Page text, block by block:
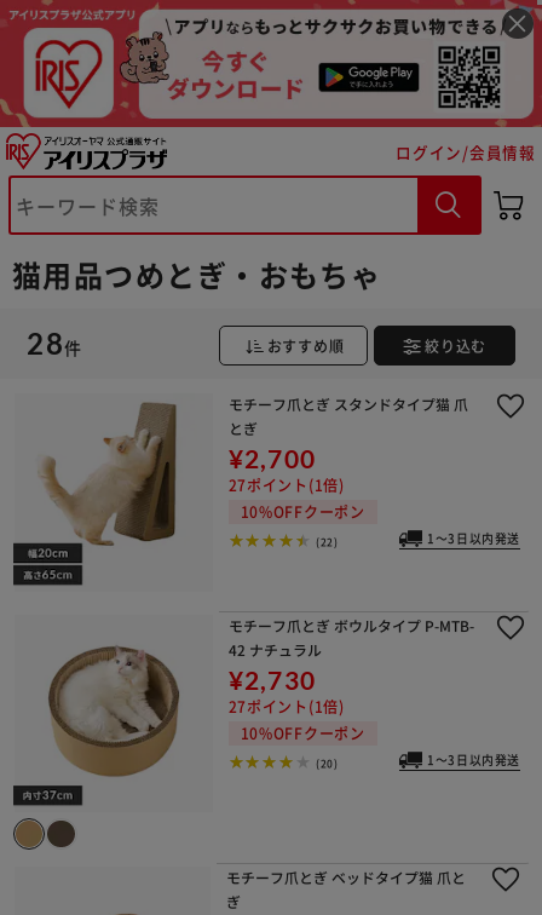
ログイン/会員情報
猫用品つめとぎ・おもちゃ
28件 おすすめ順 絞り込む
モチーフ爪とぎ スタンドタイプ猫 爪
とぎ
¥2,700
27ポイント(1倍)
10%OFFクーポン
(22) 1～3日以内発送
モチーフ爪とぎ ボウルタイプ P-MTB-
42 ナチュラル
¥2,730
27ポイント(1倍)
10%OFFクーポン
(20) 1～3日以内発送
モチーフ爪とぎ ベッドタイプ猫 爪と
ぎ
※ご確認ください
カートに入れる 購入手続きへ